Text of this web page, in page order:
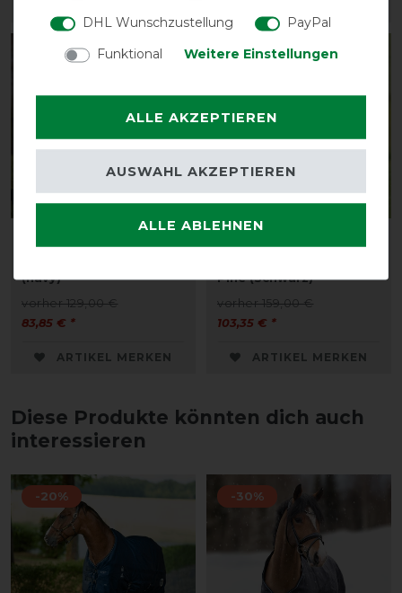
-35%
(navy)
vorher 129,00 €
83,85 € *
ARTIKEL MERKEN
-35%
Pine (Schwarz)
vorher 159,00 €
103,35 € *
ARTIKEL MERKEN
Diese Produkte könnten dich auch
interessieren
-20% -30%
DHL Wunschzustellung
PayPal
Funktional
Weitere Einstellungen
ALLE AKZEPTIEREN
ALLE ABLEHNEN
AUSWAHL AKZEPTIEREN